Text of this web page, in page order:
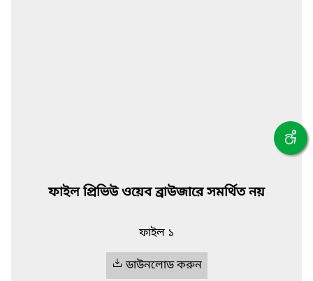
ফাইল প্রিভিউ ওয়েব ব্রাউজারে সমর্থিত নয়
ফাইল ১
ডাউনলোড করুন